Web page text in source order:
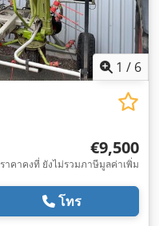
1 / 6
€9,500
ราคาคงที่ ยังไม่รวมภาษีมูลค่าเพิ่ม
โทร